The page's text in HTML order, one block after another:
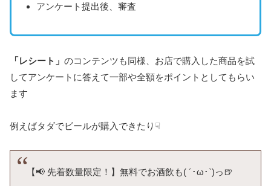
アンケート提出後、審査
「レシート」 のコンテンツも同様、お店で購入した商品を試
してアンケートに答えて一部や全額をポイントとしてもらい
ます
例えばタダでビールが購入できたり☟
【📢 先着数量限定！】無料でお酒飲も( ´･ω･`)っ🍺